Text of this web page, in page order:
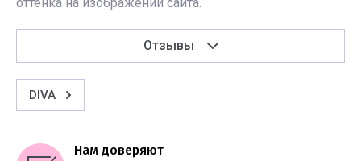
Отзывы
DIVA
Нам доверяют